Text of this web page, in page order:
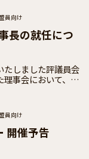
員向け
長の就任につ
たしました評議員会
理事会において、新
たしまし
員向け
開催予告